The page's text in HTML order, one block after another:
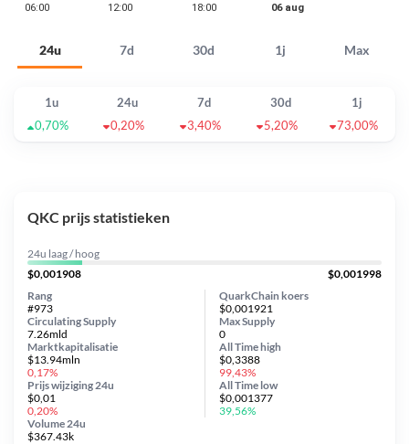
24u 7d 30d 1j Max
1u 24u 7d 30d
1j
0,70%
0,20% 3,40% 5,20% 73,00%
QKC prijs statistieken
24u laag / hoog
$0,001908
$0,001998
QuarkChain koers
$0,001921
Circulating Supply
7.26mld
Prijs wijziging 24u
$0,01
0,20%
Max Supply
0
Marktkapitalisatie
$13.94mln
0,17%
Volume 24u
$367.43k
Rang
#973
All Timehigh
$0,3388
99,43%
All Time low
$0,001377
39,56%